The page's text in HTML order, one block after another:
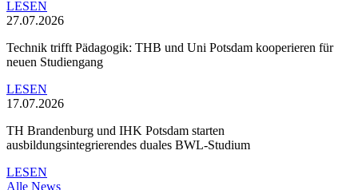
LESEN
27.07.2026
Technik trifft Pädagogik: THB und Uni Potsdam kooperieren für
neuen Studiengang
LESEN
17.07.2026
TH Brandenburg und IHK Potsdam starten
ausbildungsintegrierendes duales BWL-Studium
LESEN
Alle News